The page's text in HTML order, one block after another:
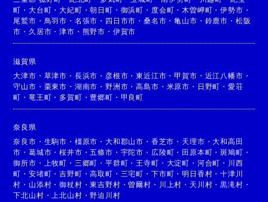
町 ・大台町 ・大紀町 ・朝日町 ・ 御浜町 ・ 度会町 ・ 木曽岬町 ・伊勢市 ・
尾鷲市 ・ 鳥羽市 ・ 名張市 ・ 四日市市 ・桑名市 ・亀山市 ・ 鈴鹿市 ・ 松阪
市 ・ 久居市 ・津市 ・ 熊野市 ・ 伊賀市
滋賀県
大津市 ・ 草津市 ・ 長浜市 ・ 彦根市 ・東近江市 ・甲賀市 ・ 近江八幡市 ・
守山市 ・ 栗東市 ・ 湖南市 ・野洲市 ・高島市 ・ 米原市 ・ 日野町 ・ 愛荘
町 ・竜王町 ・ 多賀町 ・ 豊郷町 ・ 甲良町
奈良県
奈良市 ・ 生駒市 ・ 橿原市 ・大和郡山市 ・ 香芝市 ・ 天理市 ・大和高田
市 ・葛城市 ・桜井市 ・五條市 ・ 宇陀市 ・ 広陵町 ・ 田原本町 ・斑鳩町 ・
御所市 ・ 上牧町 ・ 三郷町 ・平群町 ・ 王寺町 ・ 大淀町 ・ 河合町 ・ 川西
町 ・安堵町 ・吉野町 ・高取町 ・ 三宅町 ・ 下市町 ・明日香村 ・十津川
村 ・ 山添村 ・御杖村 ・東吉野村 ・曽爾村 ・ 川上村 ・ 天川村 ・黒滝村 ・
下北山村 ・ 上北山村 ・野迫川村